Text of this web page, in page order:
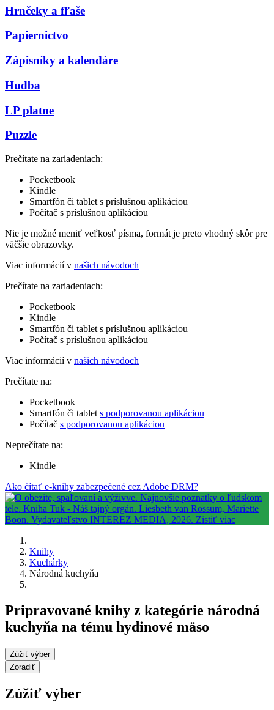
Hrnčeky a fľaše
Papiernictvo
Zápisníky a kalendáre
Hudba
LP platne
Puzzle
Prečítate na zariadeniach:
Pocketbook
Kindle
Smartfón či tablet s príslušnou aplikáciou
Počítač s príslušnou aplikáciou
Nie je možné meniť veľkosť písma, formát je preto vhodný skôr pre
väčšie obrazovky.
Viac informácií v našich návodoch
Prečítate na zariadeniach:
Pocketbook
Kindle
Smartfón či tablet s príslušnou aplikáciou
Počítač s príslušnou aplikáciou
Viac informácií v našich návodoch
Prečítate na:
Pocketbook
Smartfón či tablet s podporovanou aplikáciou
Počítač s podporovanou aplikáciou
Neprečítate na:
Kindle
Ako čítať e-knihy zabezpečené cez Adobe DRM?
Knihy
Kuchárky
Národná kuchyňa
Pripravované knihy z kategórie národná
kuchyňa na tému hydinové mäso
Zúžiť výber
Zoradiť
Zúžiť výber